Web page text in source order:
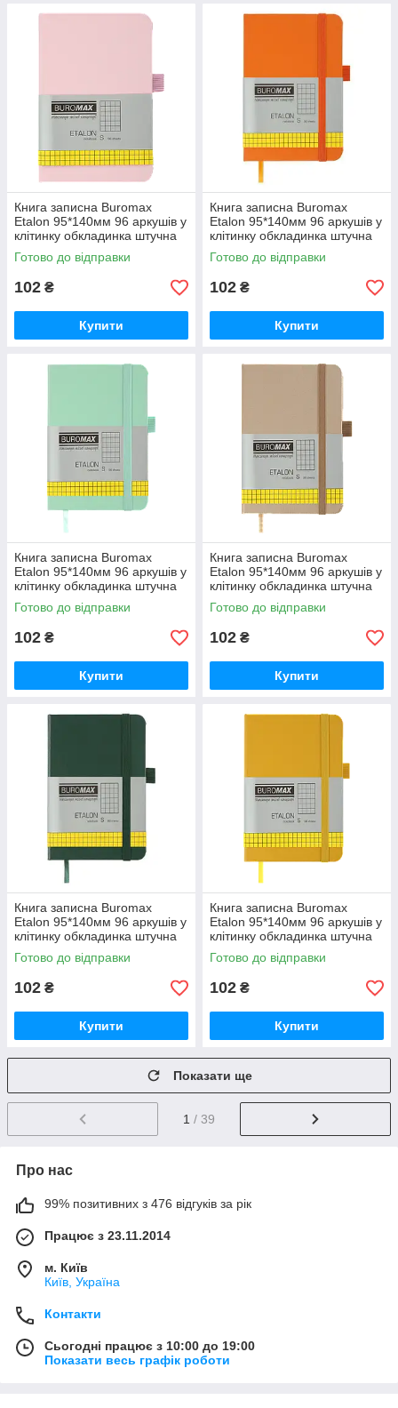
Книга записна Buromax
Etalon 95*140мм 96 аркушів у
клітинку обкладинка штучна
шкіра Рожевий (BM.296160-
10)
Готово до відправки
102 ₴
Купити
Книга записна Buromax
Etalon 95*140мм 96 аркушів у
клітинку обкладинка штучна
шкіра Помаранчевий
(BM.296160-11)
Готово до відправки
102 ₴
Купити
Книга записна Buromax
Etalon 95*140мм 96 аркушів у
клітинку обкладинка штучна
шкіра М'ятний (BM.296160-
38)
Готово до відправки
102 ₴
Купити
Книга записна Buromax
Etalon 95*140мм 96 аркушів у
клітинку обкладинка штучна
шкіра Золотий (BM.296160-
23)
Готово до відправки
102 ₴
Купити
Книга записна Buromax
Etalon 95*140мм 96 аркушів у
клітинку обкладинка штучна
шкіра Зелений (BM.296160-
04)
Готово до відправки
102 ₴
Купити
Книга записна Buromax
Etalon 95*140мм 96 аркушів у
клітинку обкладинка штучна
шкіра Жовтий (BM.296160-
08)
Готово до відправки
102 ₴
Купити
Показати ще
1 / 39
Про нас
99% позитивних з 476 відгуків за рік
Працює з 23.11.2014
м. Київ
Київ, Україна
Контакти
Сьогодні працює з 10:00 до 19:00
Показати весь графік роботи